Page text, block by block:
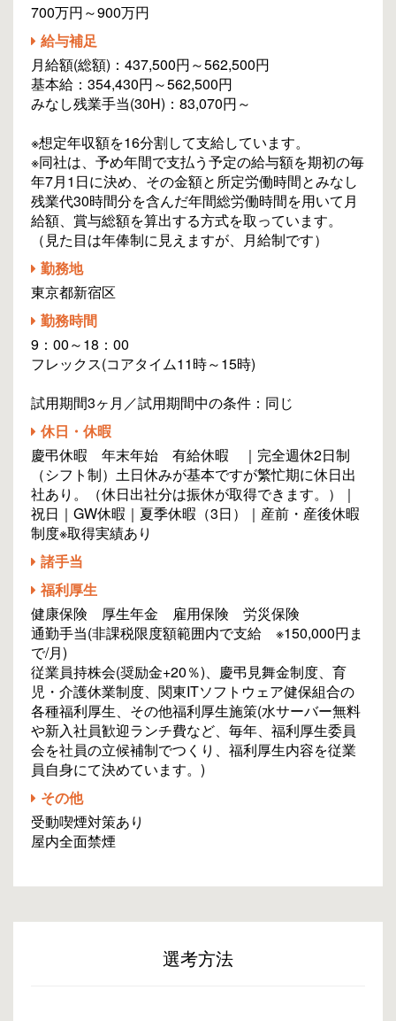
700万円～900万円
給与補足
月給額(総額)：437,500円～562,500円
基本給：354,430円～562,500円
みなし残業手当(30H)：83,070円～
※想定年収額を16分割して支給しています。
※同社は、予め年間で支払う予定の給与額を期初の毎
年7月1日に決め、その金額と所定労働時間とみなし
残業代30時間分を含んだ年間総労働時間を用いて月
給額、賞与総額を算出する方式を取っています。
（見た目は年俸制に見えますが、月給制です）
勤務地
東京都新宿区
勤務時間
9：00～18：00
フレックス(コアタイム11時～15時)
試用期間3ヶ月／試用期間中の条件：同じ
休日・休暇
慶弔休暇 年末年始 有給休暇 ｜完全週休2日制
（シフト制）土日休みが基本ですが繁忙期に休日出
社あり。（休日出社分は振休が取得できます。）｜
祝日｜GW休暇｜夏季休暇（3日）｜産前・産後休暇
制度※取得実績あり
諸手当
福利厚生
健康保険 厚生年金 雇用保険 労災保険
通勤手当(非課税限度額範囲内で支給 ※150,000円ま
で/月)
従業員持株会(奨励金+20％)、慶弔見舞金制度、育
児・介護休業制度、関東ITソフトウェア健保組合の
各種福利厚生、その他福利厚生施策(水サーバー無料
や新入社員歓迎ランチ費など、毎年、福利厚生委員
会を社員の立候補制でつくり、福利厚生内容を従業
員自身にて決めています。)
その他
受動喫煙対策あり
屋内全面禁煙
選考方法